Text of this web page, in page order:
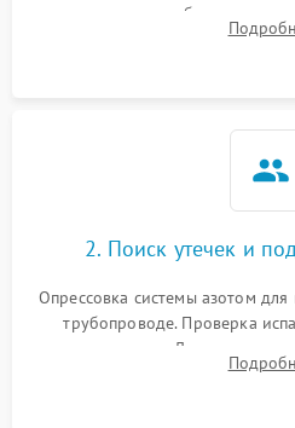
сопротивления обмоток
считывание кодов ошибок с
2. Поиск утечек и
Опрессовка системы азотом
трубопроводе. Проверка
течеискателем. Демонтаж
продувка капиллярной